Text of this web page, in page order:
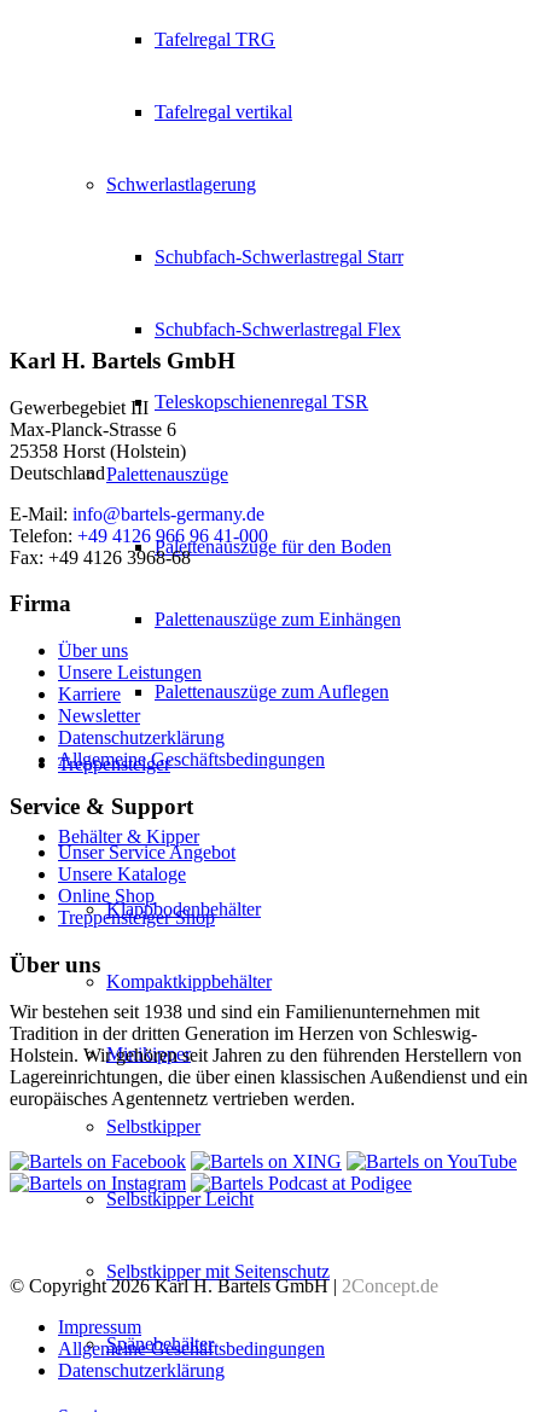
Tafelregal TRG
Tafelregal vertikal
Schwerlastlagerung
Schubfach-Schwerlastregal Starr
Schubfach-Schwerlastregal Flex
Teleskopschienenregal TSR
Palettenauszüge
Palettenauszüge für den Boden
Palettenauszüge zum Einhängen
Palettenauszüge zum Auflegen
Treppensteiger
Behälter & Kipper
Klappbodenbehälter
Kompaktkippbehälter
Minikipper
Selbstkipper
Selbstkipper Leicht
Selbstkipper mit Seitenschutz
Spänebehälter
Karl H. Bartels GmbH
Gewerbegebiet III
Max-Planck-Strasse 6
25358 Horst (Holstein)
Deutschland
E-Mail: info@bartels-germany.de
Telefon: +49 4126 966 96 41-000
Fax: +49 4126 3968-68
Firma
Über uns
Unsere Leistungen
Karriere
Newsletter
Datenschutzerklärung
Allgemeine Geschäftsbedingungen
Service & Support
Unser Service Angebot
Unsere Kataloge
Online Shop
Treppensteiger Shop
Über uns
Wir bestehen seit 1938 und sind ein Familienunternehmen mit
Tradition in der dritten Generation im Herzen von Schleswig-
Holstein. Wir gehören seit Jahren zu den führenden Herstellern von
Lagereinrichtungen, die über einen klassischen Außendienst und ein
europäisches Agentennetz vertrieben werden.
© Copyright 2026 Karl H. Bartels GmbH | 2Concept.de
Impressum
Allgemeine Geschäftsbedingungen
Datenschutzerklärung